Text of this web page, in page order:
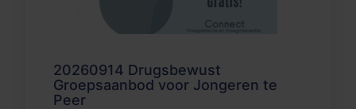
20260914 Drugsbewust
Groepsaanbod voor Jongeren te
Peer